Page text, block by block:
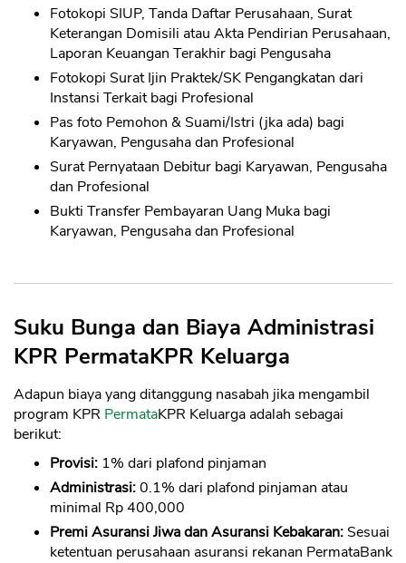
Fotokopi SIUP, Tanda Daftar Perusahaan, Surat
Keterangan Domisili atau Akta Pendirian Perusahaan,
Laporan Keuangan Terakhir bagi Pengusaha
Fotokopi Surat Ijin Praktek/SK Pengangkatan dari
Instansi Terkait bagi Profesional
Pas foto Pemohon & Suami/Istri (jka ada) bagi
Karyawan, Pengusaha dan Profesional
Surat Pernyataan Debitur bagi Karyawan, Pengusaha
dan Profesional
Bukti Transfer Pembayaran Uang Muka bagi
Karyawan, Pengusaha dan Profesional
Suku Bunga dan Biaya Administrasi
KPR PermataKPR Keluarga
Adapun biaya yang ditanggung nasabah jika mengambil
program KPR PermataKPR Keluarga adalah sebagai
berikut:
Provisi: 1% dari plafond pinjaman
Administrasi:0.1% dari plafond pinjaman atau
minimal Rp 400,000
Premi Asuransi Jiwa dan Asuransi Kebakaran: Sesuai
ketentuan perusahaan asuransi rekanan PermataBank